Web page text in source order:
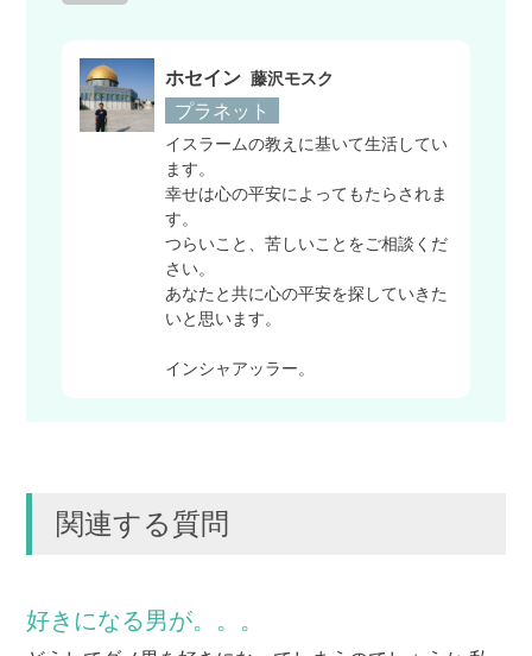
ホセイン 藤沢モスク
プラネット
イスラームの教えに基いて生活してい
ます。
幸せは心の平安によってもたらされま
す。
つらいこと、苦しいことをご相談くだ
さい。
あなたと共に心の平安を探していきた
いと思います。
インシャアッラー。
関連する質問
好きになる男が。。。